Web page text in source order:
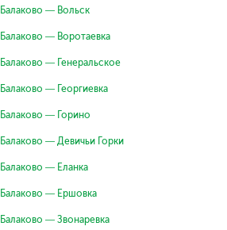
Балаково — Вольск
Балаково — Воротаевка
Балаково — Генеральское
Балаково — Георгиевка
Балаково — Горино
Балаково — Девичьи Горки
Балаково — Еланка
Балаково — Ершовка
Балаково — Звонаревка